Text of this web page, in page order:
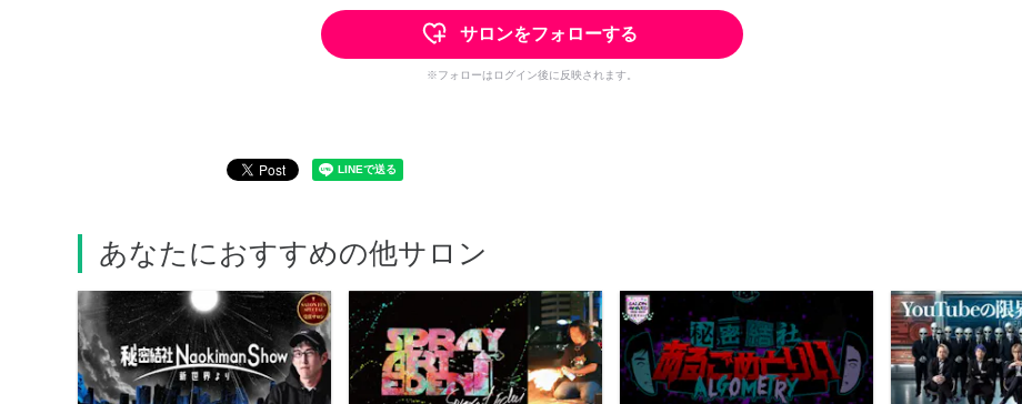
サロンをフォローする
※フォローはログイン後に反映されます。
あなたにおすすめの他サロン